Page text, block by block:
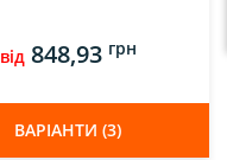
від848,93 грн
ВАРІАНТИ (3)